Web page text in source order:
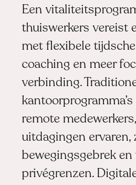
Een
thuiswerkers vereist
met flexibele
coaching en meer
verbinding.
remote
uitdagingen ervaren,
bewegingsgebrek
privégrenzen.